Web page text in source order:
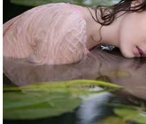
तृ
भू
मि
स्तं
भ
ए